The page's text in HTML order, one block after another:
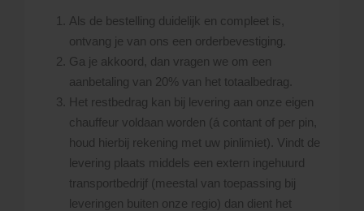
Als de bestelling duidelijk en compleet is,
ontvang je van ons een orderbevestiging.
Ga je akkoord, dan vragen we om een
aanbetaling van 20% van het totaalbedrag.
Het restbedrag kan bij levering aan onze eigen
chauffeur voldaan worden (á contant of per pin,
houd hierbij rekening met uw pinlimiet). Vindt de
levering plaats middels een extern ingehuurd
transportbedrijf (meestal van toepassing bij
leveringen buiten onze regio) dan dient het